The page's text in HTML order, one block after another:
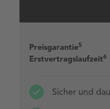
Preisgarantie5
Erstvertragslaufzeit6
Sicher und